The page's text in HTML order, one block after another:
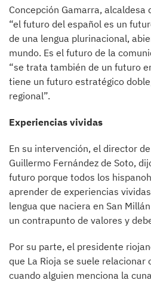
Concepción Gamarra, alcaldesa
“el futuro del español es un
de una lengua plurinacional,
mundo. Es el futuro de la
“se trata también de un futuro
tiene un futuro estratégico
regional”.
Experiencias vividas
En su intervención, el director
Guillermo Fernández de Soto,
futuro porque todos los
aprender de experiencias
lengua que naciera en San
un contrapunto de valores y
Por su parte, el presidente
que La Rioja se suele relacionar
cuando alguien menciona la